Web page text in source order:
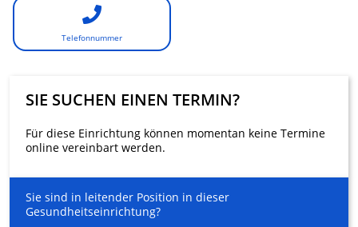
Telefonnummer
SIE SUCHEN EINEN TERMIN?
Für diese Einrichtung können momentan keine Termine
online vereinbart werden.
Sie sind in leitender Position in dieser
Gesundheitseinrichtung?